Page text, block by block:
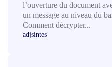
l’ouverture du document
un message au niveau du
Comment décrypter...
adjsintes